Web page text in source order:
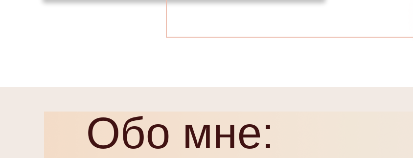
Обо мне: